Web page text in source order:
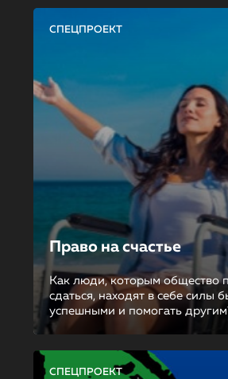
СПЕЦПРОЕКТ
Право на счастье
Как люди, которым общество
сдаться, находят в себе силы
успешными и помогать
СПЕЦПРОЕКТ